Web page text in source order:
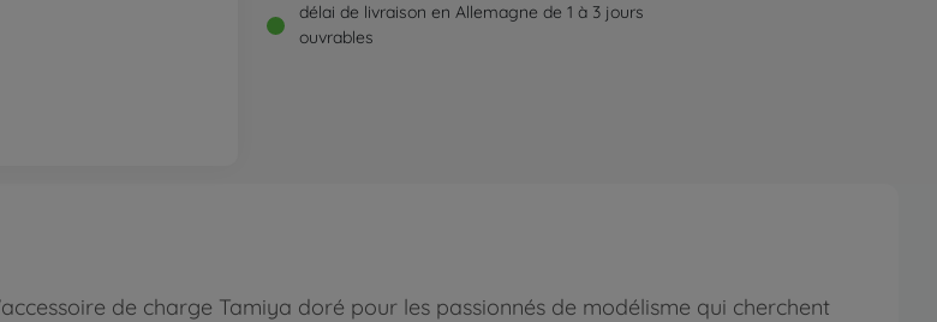
délai de livraison en Allemagne de 1 à 3 jours
ouvrables
de charge Tamiya doré pour les passionnés de modélisme qui cherchent